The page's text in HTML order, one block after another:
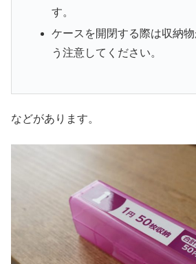
す。
ケースを開閉する際は収納
う注意してください。
などがあります。